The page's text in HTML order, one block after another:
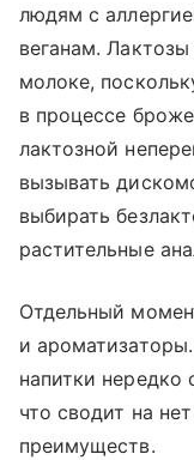
людям с
веганам.
молоке,
в процессе
лактозной
вызывать
выбирать
растительные
Отдельный
и
напитки нередко
что сводит на
преимуществ.